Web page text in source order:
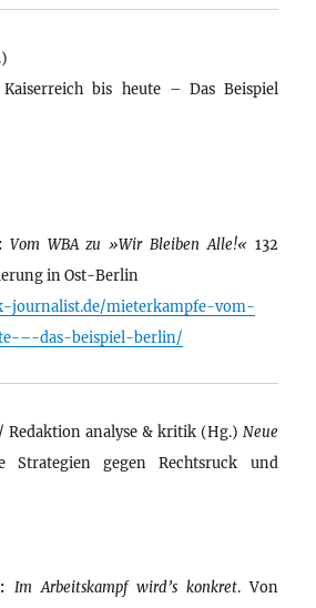
bis heute – Das Beispiel
Vom WBA zu »Wir Bleiben Alle!« 132
in Ost-Berlin
journalist.de/mieterkampfe-vom-
–-das-beispiel-berlin/
Redaktion analyse & kritik (Hg.) Neue
Strategien gegen Rechtsruck und
Im Arbeitskampf wird’s konkret. Von